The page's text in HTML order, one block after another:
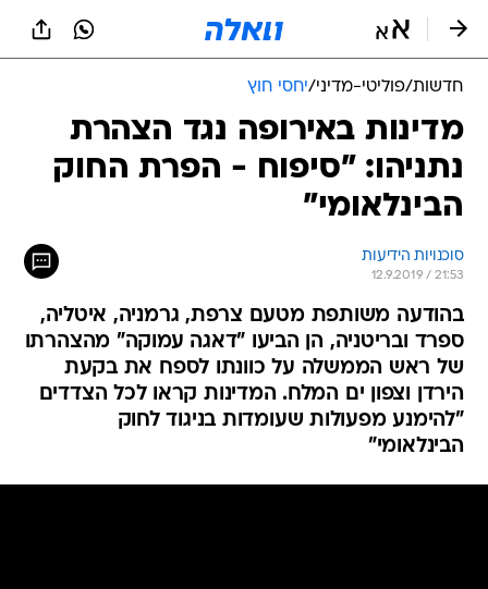
חדשות/פוליטי-מדיני/יחסי חוץ
מדינות באירופה נגד הצהרת
נתניהו: "סיפוח - הפרת החוק
הבינלאומי"
סוכנויות הידיעות
12.9.2019 / 21:53
בהודעה משותפת מטעם צרפת, גרמניה, איטליה,
ספרד ובריטניה, הן הביעו "דאגה עמוקה" מהצהרתו
של ראש הממשלה על כוונתו לספח את בקעת
הירדן וצפון ים המלח. המדינות קראו לכל הצדדים
"להימנע מפעולות שעומדות בניגוד לחוק
הבינלאומי"